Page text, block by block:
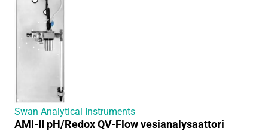
Swan Analytical Instruments
AMI-II pH/Redox QV-Flow vesianalysaattori